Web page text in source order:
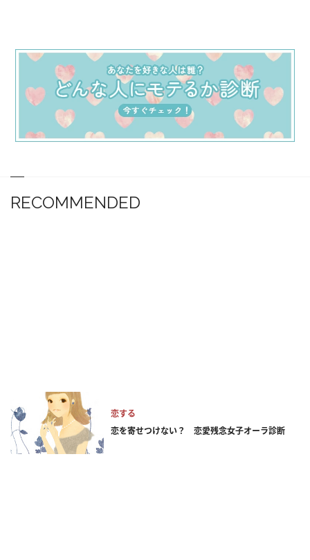
RECOMMENDED
恋する
恋を寄せつけない？ 恋愛残念女子オーラ診断